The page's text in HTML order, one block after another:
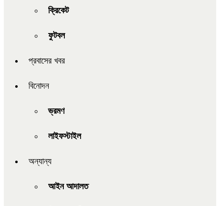
ক্রিকেট
ফুটবল
প্রবাসের খবর
বিনোদন
ভ্রমণ
লাইফস্টাইল
অন্যান্য
আইন আদালত